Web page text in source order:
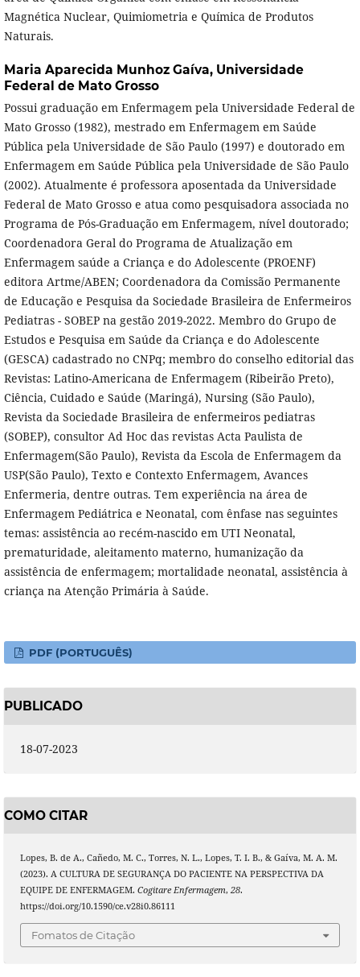
Magnética Nuclear, Quimiometria e Química de Produtos
Naturais.
Maria Aparecida Munhoz Gaíva, Universidade
Federal de Mato Grosso
Possui graduação em Enfermagem pela Universidade Federal de
Mato Grosso (1982), mestrado em Enfermagem em Saúde
Pública pela Universidade de São Paulo (1997) e doutorado em
Enfermagem em Saúde Pública pela Universidade de São Paulo
(2002). Atualmente é professora aposentada da Universidade
Federal de Mato Grosso e atua como pesquisadora associada no
Programa de Pós-Graduação em Enfermagem, nível doutorado;
Coordenadora Geral do Programa de Atualização em
Enfermagem saúde a Criança e do Adolescente (PROENF)
editora Artme/ABEN; Coordenadora da Comissão Permanente
de Educação e Pesquisa da Sociedade Brasileira de Enfermeiros
Pediatras - SOBEP na gestão 2019-2022. Membro do Grupo de
Estudos e Pesquisa em Saúde da Criança e do Adolescente
(GESCA) cadastrado no CNPq; membro do conselho editorial das
Revistas: Latino-Americana de Enfermagem (Ribeirão Preto),
Ciência, Cuidado e Saúde (Maringá), Nursing (São Paulo),
Revista da Sociedade Brasileira de enfermeiros pediatras
(SOBEP), consultor Ad Hoc das revistas Acta Paulista de
Enfermagem(São Paulo), Revista da Escola de Enfermagem da
USP(São Paulo), Texto e Contexto Enfermagem, Avances
Enfermeria, dentre outras. Tem experiência na área de
Enfermagem Pediátrica e Neonatal, com ênfase nas seguintes
temas: assistência ao recém-nascido em UTI Neonatal,
prematuridade, aleitamento materno, humanização da
assistência de enfermagem; mortalidade neonatal, assistência à
criança na Atenção Primária à Saúde.
PDF (PORTUGUÊS)
PUBLICADO
18-07-2023
COMO CITAR
Lopes, B. de A., Cañedo, M. C., Torres, N. L., Lopes, T. I. B., & Gaíva, M. A. M.
(2023). A CULTURA DE SEGURANÇA DO PACIENTE NA PERSPECTIVA DA
EQUIPE DE ENFERMAGEM. Cogitare Enfermagem, 28.
https://doi.org/10.1590/ce.v28i0.86111
Fomatos de Citação